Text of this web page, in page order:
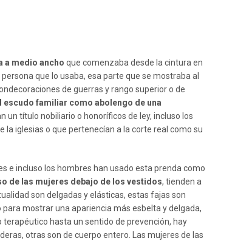
a medio ancho que comenzaba desde la cintura en
que lo usaba, esa parte que se mostraba al
de guerras y rango superior o de
familiar como abolengo de una
un título nobiliario o honoríficos de ley, incluso los
iglesias o que pertenecían a la corte real como su
e incluso los hombres han usado esta prenda como
de las mujeres debajo de los vestidos, tienden a
son delgadas y elásticas, estas fajas son
mostrar una apariencia más esbelta y delgada,
hasta un sentido de prevención, hay
otras son de cuerpo entero. Las mujeres de las